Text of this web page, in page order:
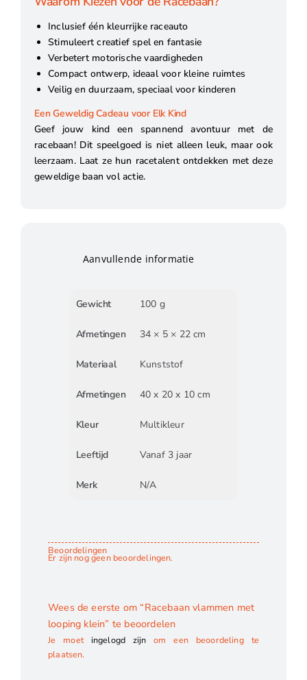
Inclusief één kleurrijke raceauto
Stimuleert creatief spel en fantasie
Verbetert motorische vaardigheden
Compact ontwerp, ideaal voor kleine ruimtes
Veilig en duurzaam, speciaal voor kinderen
Een Geweldig Cadeau voor Elk Kind
Geef jouw kind een spannend avontuur met de
racebaan! Dit speelgoed is niet alleen leuk, maar ook
leerzaam. Laat ze hun racetalent ontdekken met deze
geweldige baan vol actie.
Aanvullende informatie
Gewicht 100 g
Afmetingen 34 × 5 × 22 cm
Materiaal Kunststof
Afmetingen 40 x 20 x 10 cm
Kleur Multikleur
Leeftijd Vanaf 3 jaar
Merk N/A
Beoordelingen
Er zijn nog geen beoordelingen.
Wees de eerste om “Racebaan vlammen met
looping klein” te beoordelen
Je moet ingelogd zijn om een beoordeling te
plaatsen.